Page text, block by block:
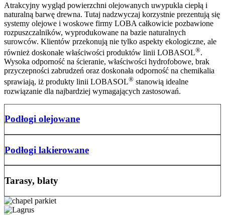
Atrakcyjny wygląd powierzchni olejowanych uwypukla ciepłą i
naturalną barwę drewna. Tutaj nadzwyczaj korzystnie prezentują się
systemy olejowe i woskowe firmy LOBA całkowicie pozbawione
rozpuszczalników, wyprodukowane na bazie naturalnych
surowców. Klientów przekonują nie tylko aspekty ekologiczne, ale
również doskonałe właściwości produktów linii LOBASOL®.
Wysoka odporność na ścieranie, właściwości hydrofobowe, brak
przyczepności zabrudzeń oraz doskonała odporność na chemikalia
sprawiają, iż produkty linii LOBASOL® stanowią idealne
rozwiązanie dla najbardziej wymagających zastosowań.
Podłogi olejowane
Podłogi lakierowane
Tarasy, blaty